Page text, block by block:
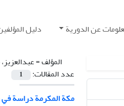
عن الدورية دليل
المؤلف =
عدد المقالات:
1
مکة المکرمة دراسة